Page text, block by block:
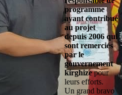
programme
ayant contribué
au projet
depuis 2006 qui
sont remerciés
par le
gouvernement
kirghizepour
leurs efforts.
Un grand bravo